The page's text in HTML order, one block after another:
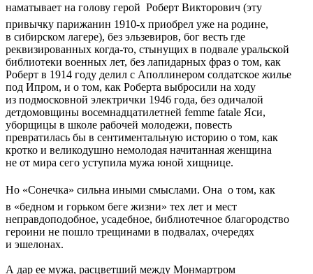
наматывает на голову герой  Роберт Викторович (эту
привычку парижанин 1910-х приобрел уже на родине,
в сибирском лагере), без эльзевиров, бог весть где
реквизированных когда-то, стынущих в подвале уральской
библиотеки военных лет, без лапидарных фраз о том, как
Роберт в 1914 году делил с Аполлинером солдатское жилье
под Ипром, и о том, как Роберта выбросили на ходу
из подмосковной электрички 1946 года, без одичалой
детдомовщины восемнадцатилетней femme fatale Яси,
уборщицы в школе рабочей молодежи, повесть
превратилась бы в сентиментальную историю о том, как
кротко и великодушно немолодая начитанная женщина
не от мира сего уступила мужа юной хищнице.
Но «Сонечка» сильна иными смыслами. Она  о том, как
в «бедном и горьком беге жизни» тех лет и мест
неправдоподобное, усадебное, библиотечное благородство
героини не пошло трещинами в подвалах, очередях
и эшелонах.
А дар ее мужа, расцветший между Монмартром